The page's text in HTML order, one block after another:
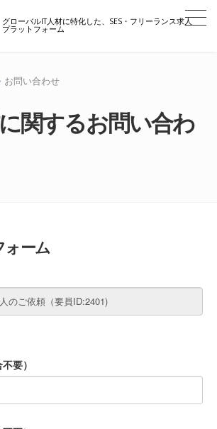
グローバルIT人材に特化した、SES・フリーランス求人
プラットフォーム
お問い合わせ
関するお問い合わ
ォーム
要）